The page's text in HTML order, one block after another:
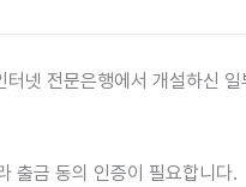
터넷 전문은행에서 개설하신 일
출금 동의 인증이 필요합니다.